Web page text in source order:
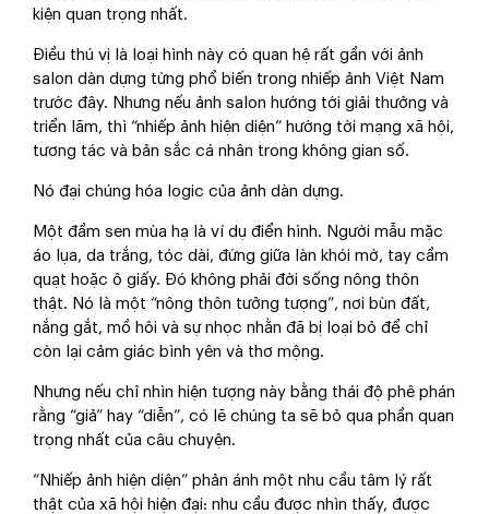
kiện quan trọng nhất.
Điều thú vị là loại hình này có quan hệ rất gần với ảnh
salon dàn dựng từng phổ biến trong nhiếp ảnh Việt Nam
trước đây. Nhưng nếu ảnh salon hướng tới giải thưởng và
triển lãm, thì “nhiếp ảnh hiện diện” hướng tới mạng xã hội,
tương tác và bản sắc cá nhân trong không gian số.
Nó đại chúng hóa logic của ảnh dàn dựng.
Một đầm sen mùa hạ là ví dụ điển hình. Người mẫu mặc
áo lụa, da trắng, tóc dài, đứng giữa làn khói mờ, tay cầm
quạt hoặc ô giấy. Đó không phải đời sống nông thôn
thật. Nó là một “nông thôn tưởng tượng”, nơi bùn đất,
nắng gắt, mồ hôi và sự nhọc nhằn đã bị loại bỏ để chỉ
còn lại cảm giác bình yên và thơ mộng.
Nhưng nếu chỉ nhìn hiện tượng này bằng thái độ phê phán
rằng “giả” hay “diễn”, có lẽ chúng ta sẽ bỏ qua phần quan
trọng nhất của câu chuyện.
“Nhiếp ảnh hiện diện” phản ánh một nhu cầu tâm lý rất
thật của xã hội hiện đại: nhu cầu được nhìn thấy, được